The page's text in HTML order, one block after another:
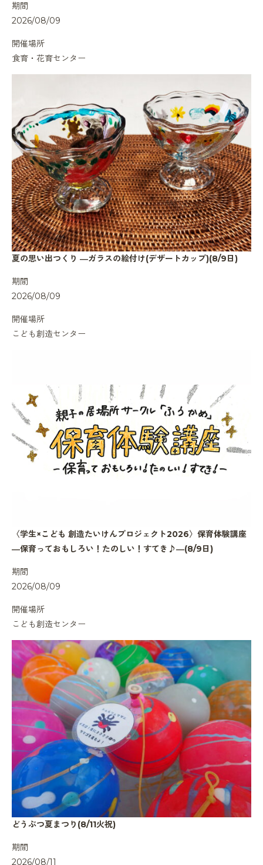
期間
2026/08/09
開催場所
食育・花育センター
夏の思い出つくり ―ガラスの絵付け(デザートカップ)(8/9日)
期間
2026/08/09
開催場所
こども創造センター
〈学生×こども 創造たいけんプロジェクト2026〉保育体験講座
―保育っておもしろい！たのしい！すてき♪―(8/9日)
期間
2026/08/09
開催場所
こども創造センター
どうぶつ夏まつり(8/11火祝)
期間
2026/08/11